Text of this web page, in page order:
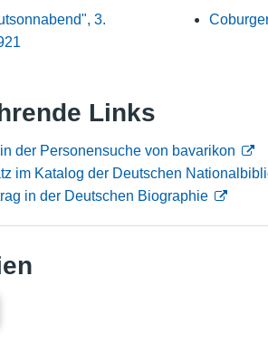
3.
Links
der Personensuche von bavarikon
im Katalog der Deutschen
in der Deutschen Biographie